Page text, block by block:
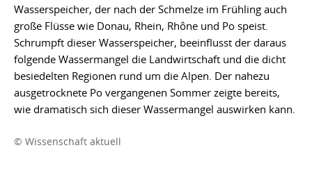
Wasserspeicher, der nach der Schmelze im Frühling auch
große Flüsse wie Donau, Rhein, Rhône und Po speist.
Schrumpft dieser Wasserspeicher, beeinflusst der daraus
folgende Wassermangel die Landwirtschaft und die dicht
besiedelten Regionen rund um die Alpen. Der nahezu
ausgetrocknete Po vergangenen Sommer zeigte bereits,
wie dramatisch sich dieser Wassermangel auswirken kann.
© Wissenschaft aktuell